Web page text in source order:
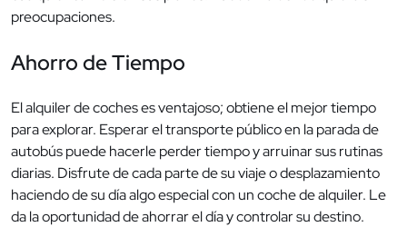
preocupaciones.
Ahorro de Tiempo
El alquiler de coches es ventajoso; obtiene el mejor tiempo
para explorar. Esperar el transporte público en la parada de
autobús puede hacerle perder tiempo y arruinar sus rutinas
diarias. Disfrute de cada parte de su viaje o desplazamiento
haciendo de su día algo especial con un coche de alquiler. Le
da la oportunidad de ahorrar el día y controlar su destino.